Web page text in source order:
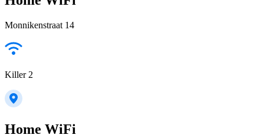
Monnikenstraat 14
Killer 2
Home WiFi